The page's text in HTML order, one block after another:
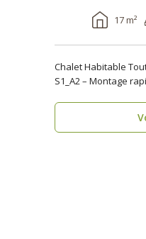
17 m²
Chalet Habitable
S1_A2 – Montage